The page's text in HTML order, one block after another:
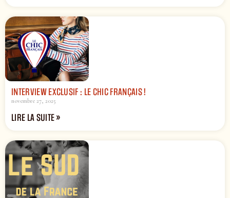
INTERVIEW EXCLUSIF : LE CHIC FRANÇAIS !
novembre 27, 2025
LIRE LA SUITE »